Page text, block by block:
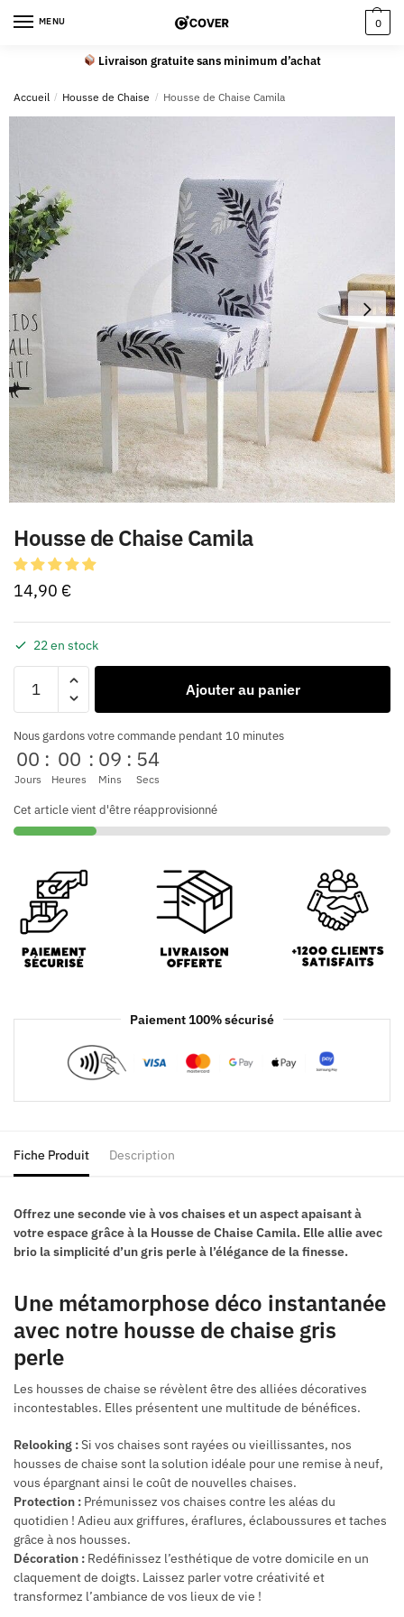
MENU 0
Livraison gratuite sans minimum d’achat
Accueil / Housse de Chaise / Housse de Chaise Camila
Housse de Chaise Camila
14,90 €
22 en stock
Ajouter au panier
Nous gardons votre commande pendant 10 minutes
00
Jours
: 00
Heures
: 09
Mins
: 54
Secs
Cet article vient d'être réapprovisionné
Paiement 100% sécurisé
Fiche Produit Description
Offrez une seconde vie à vos chaises et un aspect apaisant à
votre espace grâce à la Housse de Chaise Camila. Elle allie avec
brio la simplicité d’un gris perle à l’élégance de la finesse.
Une métamorphose déco instantanée
avec notre housse de chaise gris
perle
Les housses de chaise se révèlent être des alliées décoratives
incontestables. Elles présentent une multitude de bénéfices.
Relooking :Si vos chaises sont rayées ou vieillissantes, nos
housses de chaise sont la solution idéale pour une remise à neuf,
vous épargnant ainsi le coût de nouvelles chaises.
Protection : Prémunissez vos chaises contre les aléas du
quotidien ! Adieu aux griffures, éraflures, éclaboussures et taches
grâce à nos housses.
Décoration : Redéfinissez l’esthétique de votre domicile en un
claquement de doigts. Laissez parler votre créativité et
transformez l’ambiance de vos lieux de vie !